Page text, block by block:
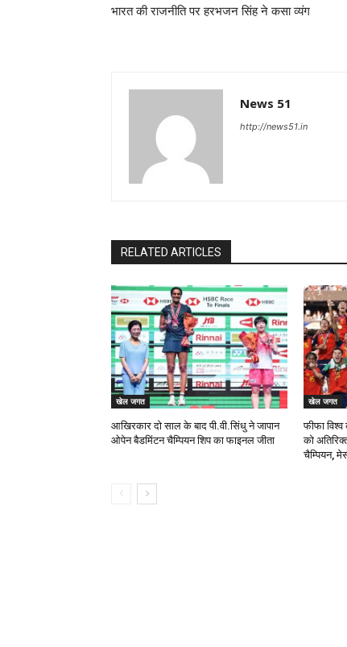
भारत की राजनीति पर हरभजन सिंह ने कसा व्यंग
News 51
http://news51.in
RELATED ARTICLES
खेल जगत
आखिरकार दो साल के बाद पी.वी.सिंधु ने जापान
ओपेन बैडमिंटन चैम्पियन शिप का फाइनल जीता
खेल जगत
फीफा विश्व
को
चैम्पियन,